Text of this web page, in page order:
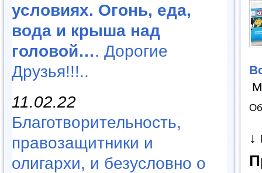
условиях. Огонь, еда,
вода и крыша над
головой…. Дорогие
Друзья!!!..
11.02.22
Благотворительность,
правозащитники и
олигархи, и безусловно о